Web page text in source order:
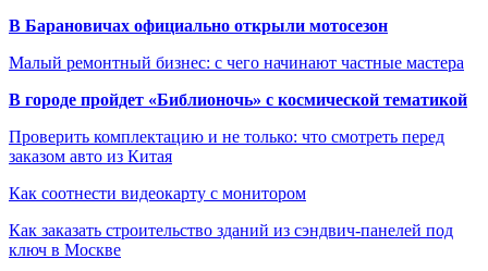
В Барановичах официально открыли мотосезон
Малый ремонтный бизнес: с чего начинают частные мастера
В городе пройдет «Библионочь» с космической тематикой
Проверить комплектацию и не только: что смотреть перед
заказом авто из Китая
Как соотнести видеокарту с монитором
Как заказать строительство зданий из сэндвич-панелей под
ключ в Москве